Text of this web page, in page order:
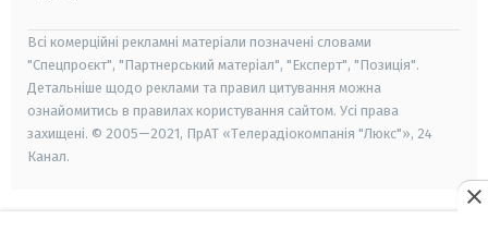
Всі комерційні рекламні матеріали позначені словами
"Спецпроєкт", "Партнерський матеріал", "Експерт", "Позиція".
Детальніше щодо реклами та правил цитування можна
ознайомитись в правилах користування сайтом. Усі права
захищені. © 2005—2021, ПрАТ «Телерадіокомпанія "Люкс"», 24
Канал.